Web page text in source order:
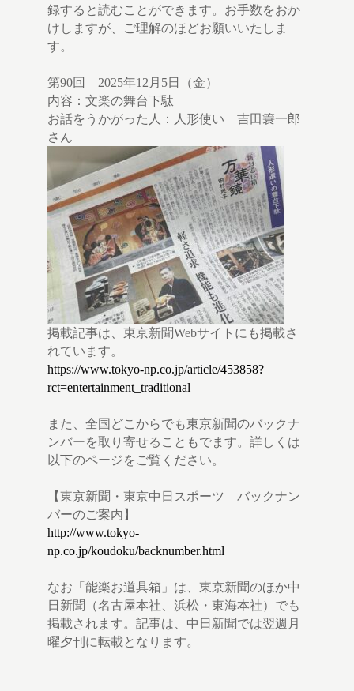
録すると読むことができます。お手数をおか
けしますが、ご理解のほどお願いいたしま
す。
第90回 2025年12月5日（金）
内容：文楽の舞台下駄
お話をうかがった人：人形使い 吉田簑一郎
さん
掲載記事は、東京新聞Webサイトにも掲載さ
れています。
https://www.tokyo-np.co.jp/article/453858?
rct=entertainment_traditional
また、全国どこからでも東京新聞のバックナ
ンバーを取り寄せることもでます。詳しくは
以下のページをご覧ください。
【東京新聞・東京中日スポーツ バックナン
バーのご案内】
http://www.tokyo-
np.co.jp/koudoku/backnumber.html
なお「能楽お道具箱」は、東京新聞のほか中
日新聞（名古屋本社、浜松・東海本社）でも
掲載されます。記事は、中日新聞では翌週月
曜夕刊に転載となります。